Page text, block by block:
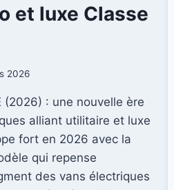
et luxe Classe
2026
(2026) : une nouvelle ère
alliant utilitaire et luxe
fort en 2026 avec la
qui repense
des vans électriques